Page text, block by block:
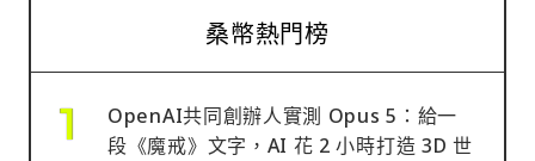
桑幣熱門榜
OpenAI共同創辦人實測 Opus 5：給一
段《魔戒》文字，AI 花 2 小時打造 3D 世